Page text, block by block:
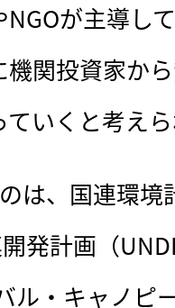
が主導し
関投資家か
いくと考え
は、国連環境
開発計画（
ル・キャノ